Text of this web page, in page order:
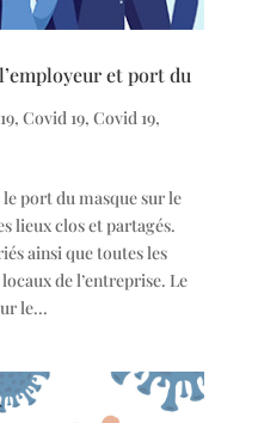
et port du
, Covid 19, Covid 19,
port du masque sur le
lieux clos et partagés.
ainsi que toutes les
de l’entreprise. Le
le...